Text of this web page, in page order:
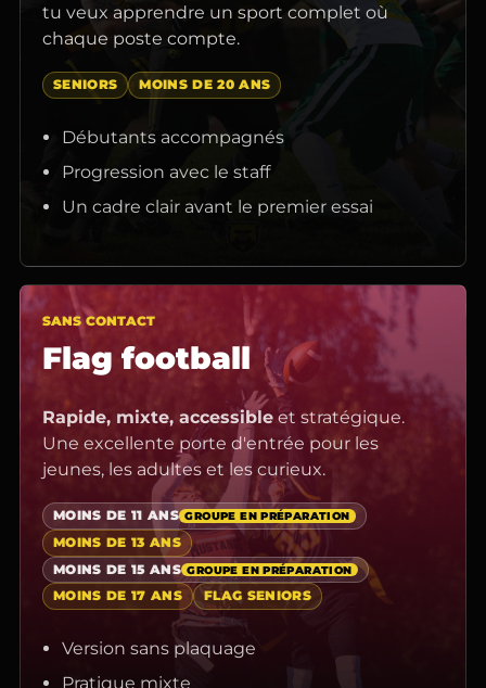
tu veux apprendre un sport complet où
chaque poste compte.
SENIORS MOINS DE 20 ANS
Débutants accompagnés
Progression avec le staff
Un cadre clair avant le premier essai
SANS CONTACT
Flag football
Rapide, mixte, accessibleet stratégique.
Une excellente porte d'entrée pour les
jeunes, les adultes et les curieux.
MOINS DE 11 ANS GROUPE EN PRÉPARATION
MOINS DE 13 ANS
MOINS DE 15 ANS GROUPE EN PRÉPARATION
MOINS DE 17 ANS FLAG SENIORS
Version sans plaquage
Pratique mixte